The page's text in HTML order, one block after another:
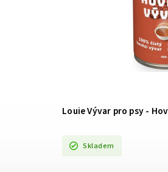
Louie Vývar pro psy -
Skladem